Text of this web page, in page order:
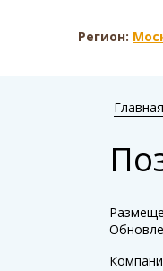
Регион:
Главная